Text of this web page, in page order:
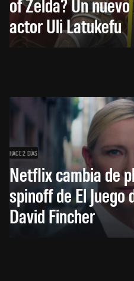
actor Uli Latukefu
HACE 2 DÍAS
Netflix cambia de
spinoff de El Juego
David Fincher